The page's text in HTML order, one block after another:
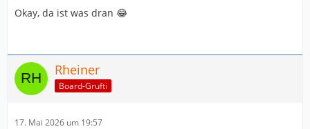
Okay, da ist was dran 😂
Rheiner
Board-Grufti
17. Mai 2026 um 19:57